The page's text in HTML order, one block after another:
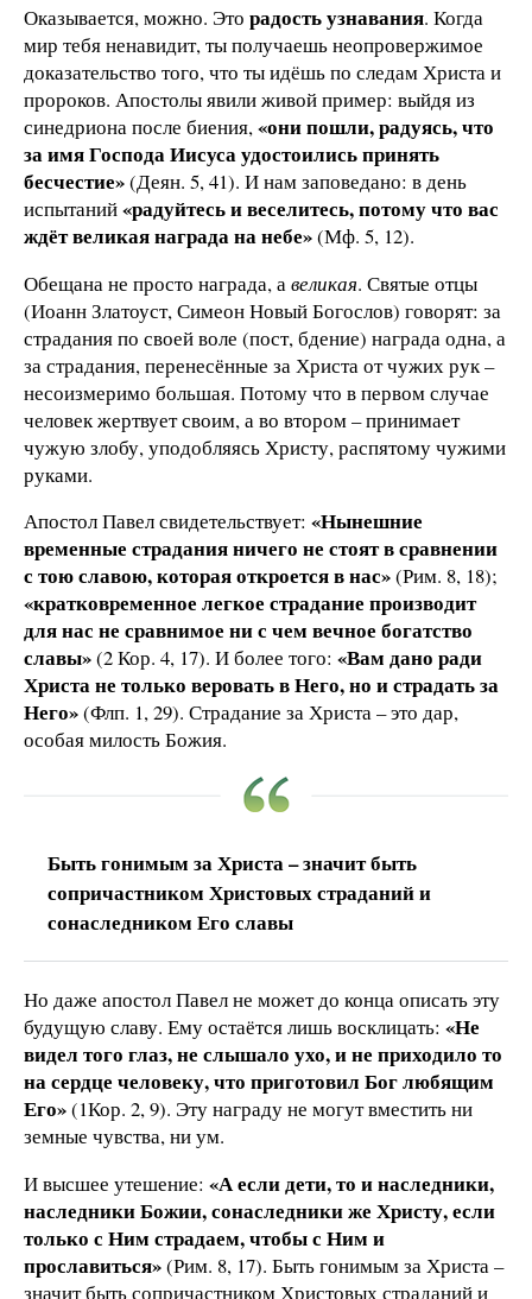
Оказывается, можно. Это радость узнавания. Когда
мир тебя ненавидит, ты получаешь неопровержимое
доказательство того, что ты идёшь по следам Христа и
пророков. Апостолы явили живой пример: выйдя из
синедриона после биения,«они пошли, радуясь, что
за имя Господа Иисуса удостоились принять
бесчестие»(Деян. 5, 41). И нам заповедано: в день
испытаний«радуйтесь и веселитесь, потому что вас
ждёт великая награда на небе»(Мф. 5, 12).
Обещана не просто награда, авеликая. Святые отцы
(Иоанн Златоуст, Симеон Новый Богослов) говорят: за
страдания по своей воле (пост, бдение) награда одна, а
за страдания, перенесённые за Христа от чужих рук –
несоизмеримо большая. Потому что в первом случае
человек жертвует своим, а во втором – принимает
чужую злобу, уподобляясь Христу, распятому чужими
руками.
Апостол Павел свидетельствует: «Нынешние
временные страдания ничего не стоят в сравнении
с тою славою, которая откроется в нас»(Рим. 8, 18);
«кратковременное легкое страдание производит
для нас не сравнимое ни с чем вечное богатство
славы»(2 Кор. 4, 17). И более того: «Вам дано ради
Христа не только веровать в Него, но и страдать за
Него»(Флп. 1, 29). Страдание за Христа – это дар,
особая милость Божия.
Быть гонимым за Христа – значит быть
сопричастником Христовых страданий и
сонаследником Его славы
Но даже апостол Павел не может до конца описать эту
будущую славу. Ему остаётся лишь восклицать: «Не
видел того глаз, не слышало ухо, и не приходило то
на сердце человеку, что приготовил Бог любящим
Его»(1Кор. 2, 9). Эту награду не могут вместить ни
земные чувства, ни ум.
И высшее утешение: «А если дети, то и наследники,
наследники Божии, сонаследники же Христу, если
только с Ним страдаем, чтобы с Ним и
прославиться»(Рим. 8, 17). Быть гонимым за Христа –
значит быть сопричастником Христовых страданий и